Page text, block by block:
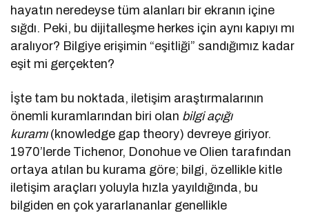
hayatın neredeyse tüm alanları bir ekranın içine
sığdı. Peki, bu dijitalleşme herkes için aynı kapıyı mı
aralıyor? Bilgiye erişimin “eşitliği” sandığımız kadar
eşit mi gerçekten?
İşte tam bu noktada, iletişim araştırmalarının
önemli kuramlarından biri olan bilgi açığı
kuramı(knowledge gap theory) devreye giriyor.
1970’lerde Tichenor, Donohue ve Olien tarafından
ortaya atılan bu kurama göre; bilgi, özellikle kitle
iletişim araçları yoluyla hızla yayıldığında, bu
bilgiden en çok yararlananlar genellikle